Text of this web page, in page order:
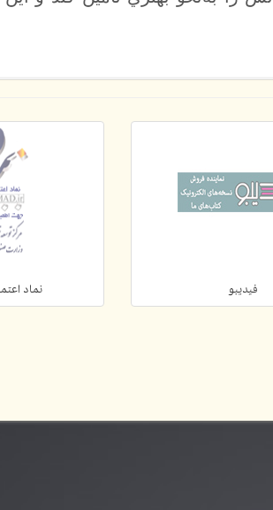
فیدیبو نماد